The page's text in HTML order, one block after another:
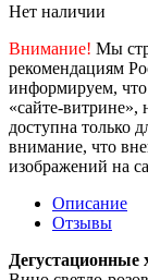
Нет наличии
Внимание! Мы
рекомендациям
информируем,
«сайте-
доступна только
внимание, что
изображений на
Описание
Отзывы
Дегустационные